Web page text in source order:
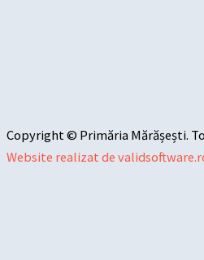
Copyright © Primăria Mărășești.
Website realizat de